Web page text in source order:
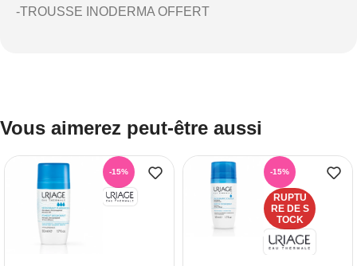
-TROUSSE INODERMA OFFERT
Vous aimerez peut-être aussi
-15% -15%
RUPTU
RE DE S
TOCK